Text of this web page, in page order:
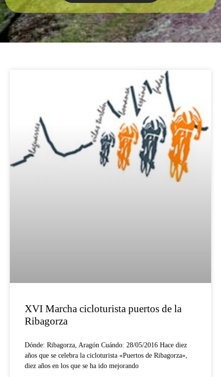
XVI Marcha cicloturista puertos de la
Ribagorza
Dónde: Ribagorza, Aragón Cuándo: 28/05/2016 Hace diez
años que se celebra la cicloturista «Puertos de Ribagorza»,
diez años en los que se ha ido mejorando